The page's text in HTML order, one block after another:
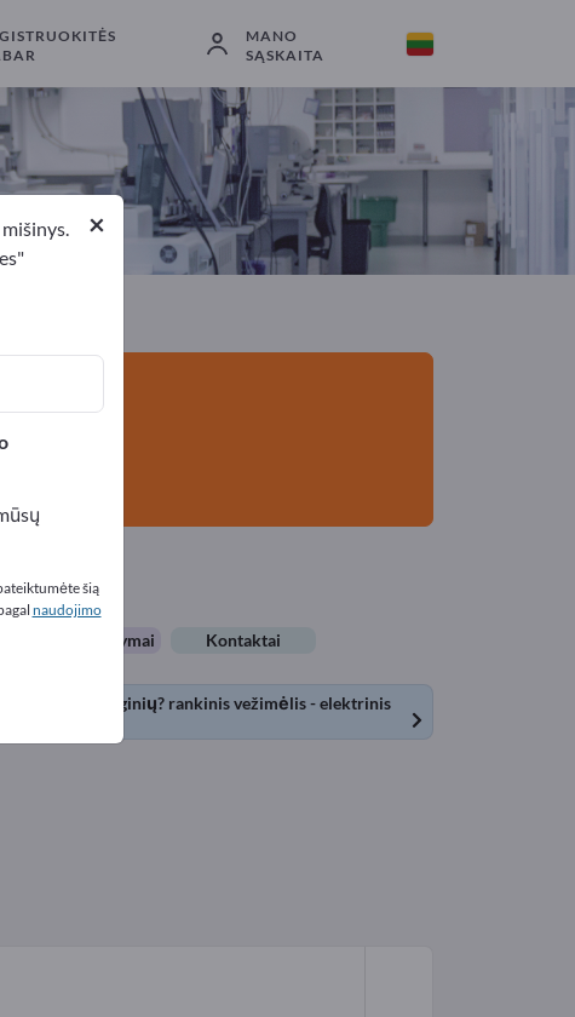
MANO
SĄSKAITA
Eksportuotojai 1 Gamintojai
Darbo pasiūlymai Kontaktai
judėjimo įrenginių? rankinis vežimėlis - elektrinis
×
šią
naudojimo